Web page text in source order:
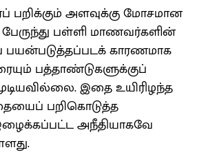
பறிக்கும் அளவுக்கு மோசமான
பள்ளி மாணவர்களின்
பயன்படுத்தப்படக் காரணமாக
பத்தாண்டுகளுக்குப்
இதை உயிரிழந்த
பறிகொடுத்த
அநீதியாகவே